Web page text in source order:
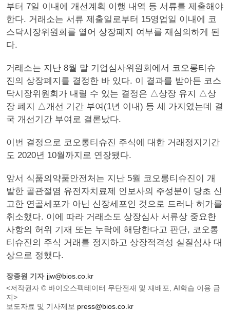
부터 7일 이내에 개선계획 이행 내역 등 서류를 제출해야
한다. 거래소는 서류 제출일로부터 15영업일 이내에 코
스닥시장위원회를 열어 상장폐지 여부를 재심의하게 된
다.
거래소는 지난 8월 말 기업심사위원회에서 코오롱티슈
진의 상장폐지를 결정한 바 있다. 이 결과를 받아든 코스
닥시장위원회가 내릴 수 있는 결정은 △상장 유지 △상
장 폐지 △개선 기간 부여(1년 이내) 등 세 가지였는데 결
국 개선기간 부여로 결론났다.
이번 결정으로 코오롱티슈진 주식에 대한 거래정지기간
도 2020년 10월까지로 연장됐다.
앞서 식품의약품안전처는 지난 5월 코오롱티슈진이 개
발한 골관절염 유전자치료제 인보사의 주성분이 당초 신
고한 연골세포가 아닌 신장세포인 것으로 드러나 허가를
취소했다. 이에 따라 거래소도 상장심사 서류상 중요한
사항의 허위 기재 또는 누락에 해당한다고 판단, 코오롱
티슈진의 주식 거래를 정지하고 상장적격성 실질심사 대
상으로 정했다.
장종원 기자 jjw@bios.co.kr
<저작권자 © 바이오스펙테이터 무단전재 및 재배포, AI학습 이용 금
지>
보도자료 및 기사제보 press@bios.co.kr